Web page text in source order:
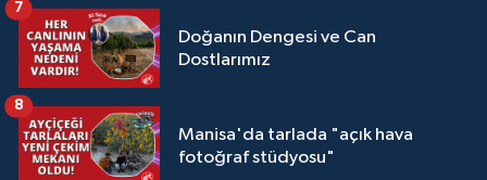
Doğanın Dengesi ve Can
Dostlarımız
7
Manisa'da tarlada "açık hava
fotoğraf stüdyosu"
8